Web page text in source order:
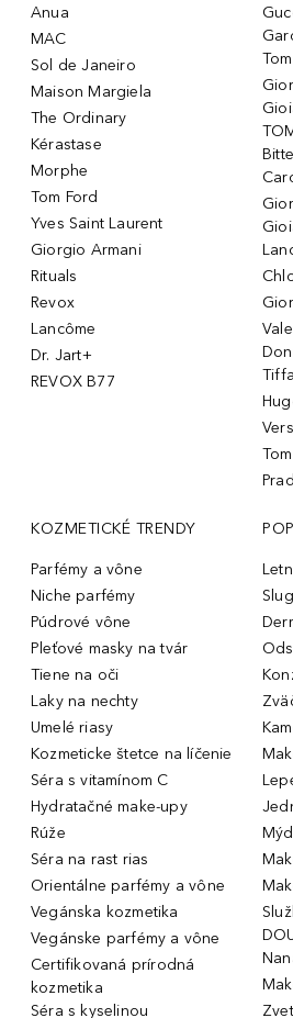
Anua
MAC
Sol de Janeiro
Maison Margiela
The Ordinary
Kérastase
Morphe
Tom Ford
Yves Saint Laurent
Giorgio Armani
Rituals
Revox
Lancôme
Dr. Jart+
REVOX B77
KOZMETICKÉ TRENDY
Parfémy a vône
Niche parfémy
Púdrové vône
Pleťové masky na tvár
Tiene na oči
Laky na nechty
Umelé riasy
Kozmeticke štetce na líčenie
Séra s vitamínom C
Hydratačné make-upy
Rúže
Séra na rast rias
Orientálne parfémy a vône
Vegánska kozmetika
Vegánske parfémy a vône
Certifikovaná prírodná
kozmetika
Séra s kyselinou